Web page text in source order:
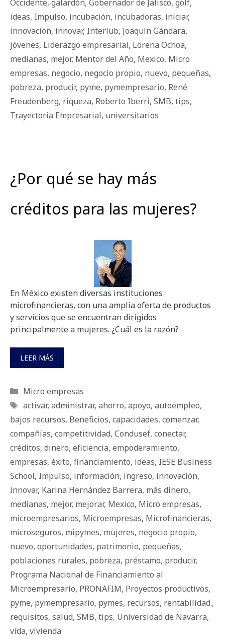
Occidente, galardón, Gobernador de Jalisco, golf,
ideas, Impulso, incubación, incubadoras, iniciar,
innovación, innovar, Interlub, Joaquín Gándara,
jóvenes, Liderazgo empresarial, Lorena Ochoa,
medianas, mejor, Mentor del Año, Mexico, Micro
empresas, negocio, negocio propio, nuevo, pequeñas,
pobreza, producir, pyme, pymempresario, René
Freudenberg, riqueza, Roberto Iberri, SMB, tips,
Trayectoria Empresarial, universitarios
¿Por qué se hay más
créditos para las mujeres?
En México existen diversas instituciones
microfinancieras, con una amplia oferta de productos
y servicios que se encuentran dirigidos
principalmente a mujeres. ¿Cuál es la razón?
LEER MÁS
Categorías
Micro empresas
Etiquetas
activar, administrar, ahorro, apoyo, autoempleo,
bajos recursos, Beneficios, capacidades, comenzar,
compañías, competitividad, Condusef, conectar,
créditos, dinero, eficiencia, empoderamiento,
empresas, éxito, financiamiento, ideas, IESE Business
School, Impulso, información, ingreso, innovación,
innovar, Karina Hernández Barrera, más dinero,
medianas, mejor, mejorar, Mexico, Micro empresas,
microempresarios, Microempresas, Microfinancieras,
microseguros, mipymes, mujeres, negocio propio,
nuevo, oportunidades, patrimonio, pequeñas,
poblaciones rurales, pobreza, préstamo, producir,
Programa Nacional de Financiamiento al
Microempresario, PRONAFIM, Proyectos productivos,
pyme, pymempresario, pymes, recursos, rentabilidad.,
requisitos, salud, SMB, tips, Universidad de Navarra,
vida, vivienda